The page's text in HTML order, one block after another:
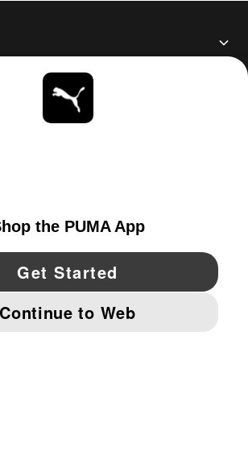
Pinterest
IMPRINT AND LEGAL DATA